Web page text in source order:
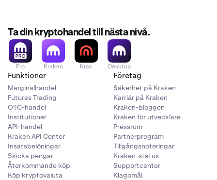
Ta din kryptohandel till nästa nivå.
Pro Kraken Krak Desktop
Funktioner
Marginalhandel
Futures Trading
OTC-handel
Institutioner
API-handel
Kraken API Center
Insatsbelöningar
Skicka pengar
Återkommande köp
Köp kryptovaluta
Företag
Säkerhet på Kraken
Karriär på Kraken
Kraken-bloggen
Kraken för utvecklare
Pressrum
Partnerprogram
Tillgångsnoteringar
Kraken-status
Supportcenter
Klagomål